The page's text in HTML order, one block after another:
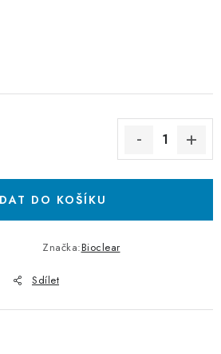
DO KOŠÍKU
Značka:Bioclear
Sdílet